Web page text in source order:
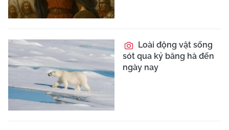
Loài động vật sống
sót qua kỷ băng hà đến
ngày nay